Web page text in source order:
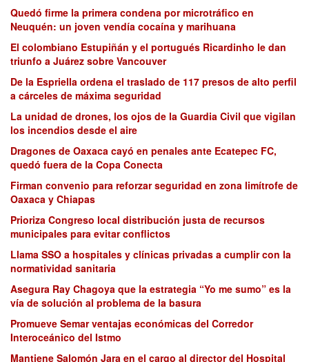
Quedó firme la primera condena por microtráfico en
Neuquén: un joven vendía cocaína y marihuana
El colombiano Estupiñán y el portugués Ricardinho le dan
triunfo a Juárez sobre Vancouver
De la Espriella ordena el traslado de 117 presos de alto perfil
a cárceles de máxima seguridad
La unidad de drones, los ojos de la Guardia Civil que vigilan
los incendios desde el aire
Dragones de Oaxaca cayó en penales ante Ecatepec FC,
quedó fuera de la Copa Conecta
Firman convenio para reforzar seguridad en zona limítrofe de
Oaxaca y Chiapas
Prioriza Congreso local distribución justa de recursos
municipales para evitar conflictos
Llama SSO a hospitales y clínicas privadas a cumplir con la
normatividad sanitaria
Asegura Ray Chagoya que la estrategia “Yo me sumo” es la
vía de solución al problema de la basura
Promueve Semar ventajas económicas del Corredor
Interoceánico del Istmo
Mantiene Salomón Jara en el cargo al director del Hospital